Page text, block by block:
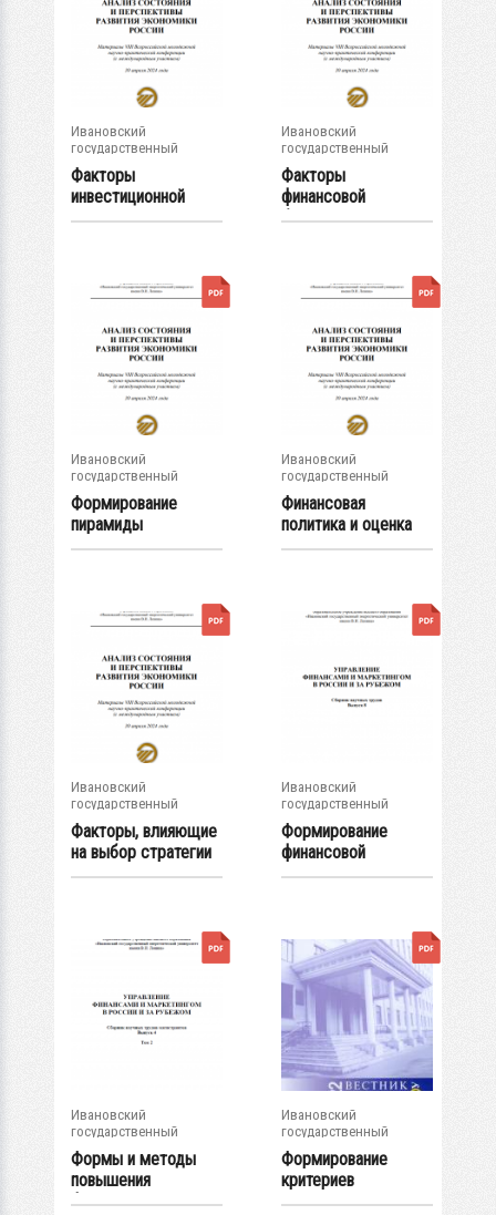
Ивановский
государственный
энергетический...
Факторы
инвестиционной
активности...
Ивановский
государственный
энергетический...
Факторы
финансовой
безопасности
Ивановский
государственный
энергетический...
Формирование
пирамиды
инвестиционной...
Ивановский
государственный
энергетический...
Финансовая
политика и оценка
инвестиционных...
Ивановский
государственный
энергетический...
Факторы, влияющие
на выбор стратегии
развития...
Ивановский
государственный
энергетический...
Формирование
финансовой
стратегии
Ивановский
государственный
энергетический...
Формы и методы
повышения
финансовой
Ивановский
государственный
энергетический...
Формирование
критериев
оптимальности